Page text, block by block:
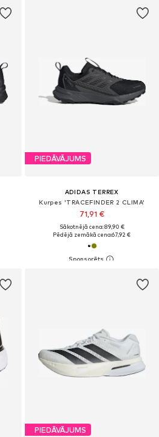
PIEDĀVĀJUMS
ADIDAS TERREX
Kurpes 'TRACEFINDER 2 CLIMA'
71,91 €
Sākotnējā cena: 89,90 €
Pēdējā zemākā cena:67,92 €
PIEDĀVĀJUMS